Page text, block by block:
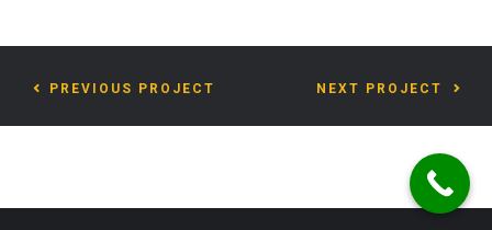
PREVIOUS PROJECT NEXT PROJECT